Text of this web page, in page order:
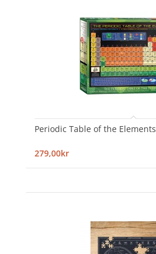
Periodic Table of the
279,00kr